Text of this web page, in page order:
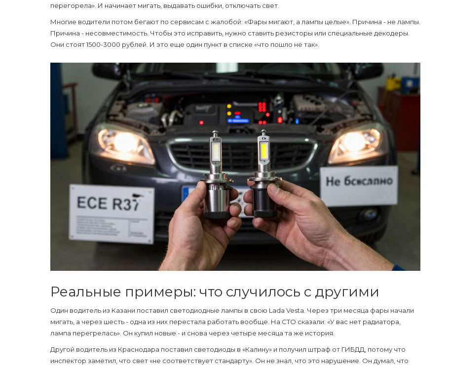
перегорела». И начинает мигать, выдавать ошибки, отключать свет.
Многие водители потом бегают по сервисам с жалобой: «Фары мигают, а лампы целые». Причина - не лампы.
Причина - несовместимость. Чтобы это исправить, нужно ставить резисторы или специальные декодеры.
Они стоят 1500-3000 рублей. И это еще один пункт в списке «что пошло не так».
Реальные примеры: что случилось с другими
Один водитель из Казани поставил светодиодные лампы в свою Lada Vesta. Через три месяца фары начали
мигать, а через шесть - одна из них перестала работать вообще. На СТО сказали: «У вас нет радиатора,
лампа перегрелась». Он купил новые - и снова через четыре месяца та же история.
Другой водитель из Краснодара поставил светодиоды в «Калину» и получил штраф от ГИБДД, потому что
инспектор заметил, что свет «не соответствует стандарту». Он не знал, что это нарушение. Он думал, что